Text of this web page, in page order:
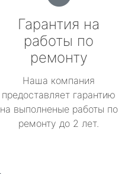
Гарантия на
работы по
ремонту
Наша компания
предоставляет гарантию
на выполненые работы по
ремонту до 2 лет.